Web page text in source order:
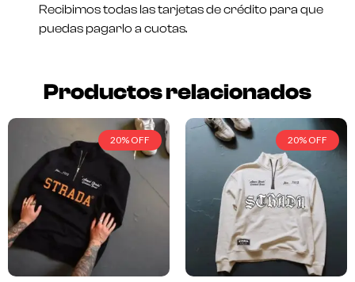
Recibimos todas las tarjetas de crédito para que
puedas pagarlo a cuotas.
Productos relacionados
20% OFF 20% OFF